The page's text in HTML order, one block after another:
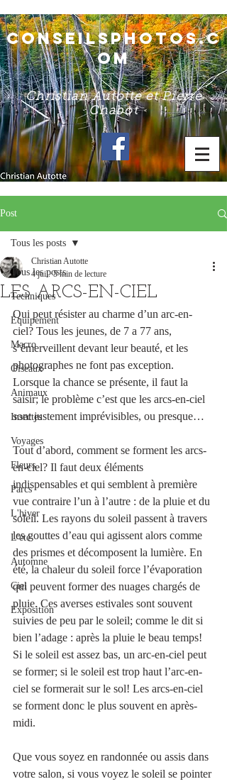
conseilsphotos.c
om
Christian Autotte et Pierre
Chabot
Post
Tous les posts
Techniques
Équipement
Macro
Oiseaux
Animaux
Insectes
Voyages
Fleurs
Parcs
L'hiver
L'été
Automne
Ciel
Exposition
Tous les posts
LES ARCS-EN-CIEL
Christian Autotte
4 juil. 5 min de lecture
Qui peut résister au charme d’un arc-en-
ciel? Tous les jeunes, de 7 a 77 ans,
s’émerveillent devant leur beauté, et les
photographes ne font pas exception.
Lorsque la chance se présente, il faut la
saisir; le problème c’est que les arcs-en-ciel
sont justement imprévisibles, ou presque…
Tout d’abord, comment se forment les arcs-
en-ciel? Il faut deux éléments
indispensables et qui semblent à première
vue contraire l’un à l’autre : de la pluie et du
soleil. Les rayons du soleil passent à travers
les gouttes d’eau qui agissent alors comme
des prismes et décomposent la lumière. En
été, la chaleur du soleil force l’évaporation
qui peuvent former des nuages chargés de
pluie. Ces averses estivales sont souvent
suivies de peu par le soleil; comme le dit si
bien l’adage : après la pluie le beau temps!
Si le soleil est assez bas, un arc-en-ciel peut
se former; si le soleil est trop haut l’arc-en-
ciel se formerait sur le sol! Les arcs-en-ciel
se forment donc le plus souvent en après-
midi.
Que vous soyez en randonnée ou assis dans
votre salon, si vous voyez le soleil se pointer